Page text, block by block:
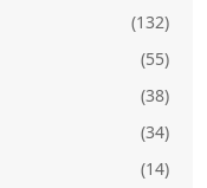
(132)
(55)
(38)
(34)
(14)